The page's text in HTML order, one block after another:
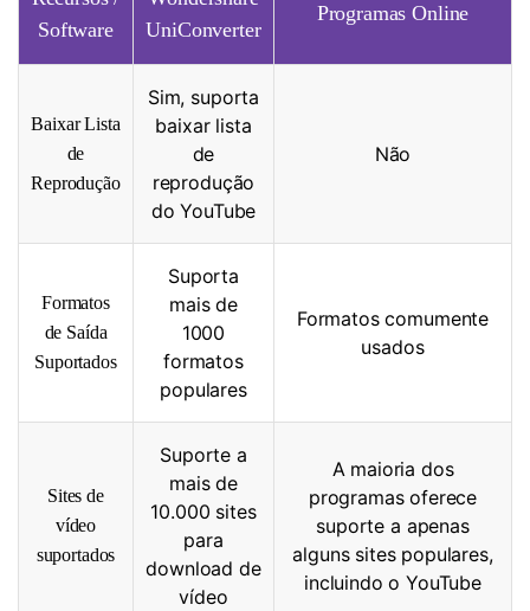
Software
UniConverter
Programas Online
Baixar Lista
de
Reprodução
Sim, suporta
baixar lista
de
reprodução
do YouTube
Não
Formatos
de Saída
Suportados
Suporta
mais de
1000
formatos
populares
Formatos comumente
usados
Sites de
vídeo
suportados
Suporte a
mais de
10.000 sites
para
download de
vídeo
A maioria dos
programas oferece
suporte a apenas
alguns sites populares,
incluindo o YouTube